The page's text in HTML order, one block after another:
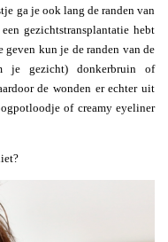
ga je ook lang de randen van
gezichtstransplantatie hebt
geven kun je de randen van de
je gezicht) donkerbruin of
de wonden er echter uit
of creamy eyeliner